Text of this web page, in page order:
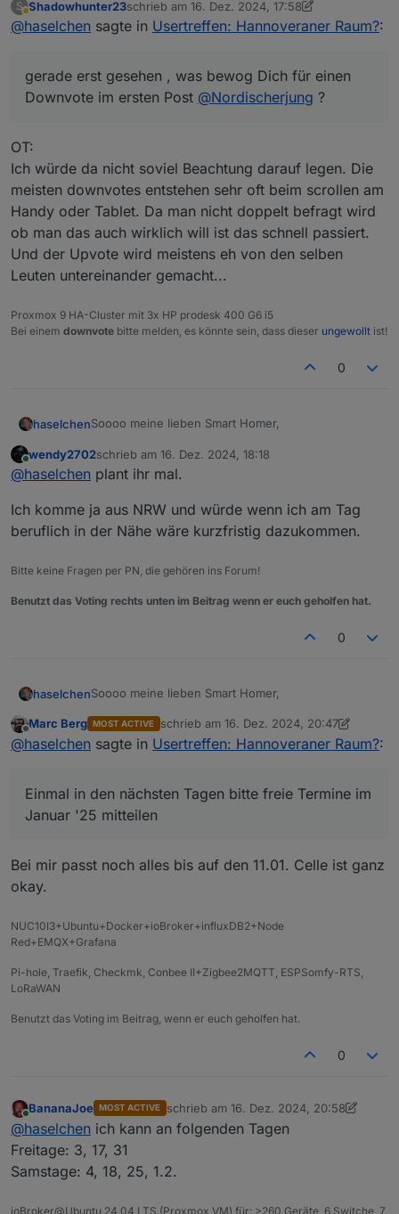
was die Jungs aus dem Raum Karlsruhe können,
können die Norddeutschen ja wohl auch
Samstag)
Ich weiß zwar noch nicht von allen Teilnehmenden
den Wohnort, habe aber mal geguckt, welche
Und, es ist nur ein Vorschlag
@ Marc-Berg
@ Samson71
@martinschm ?
gerade erst gesehen , was bewog Dich für einen
Downvote im ersten Post @Nordischerjung ?
S
Abwesend
Shadowhunter23schrieb am 16. Dez. 2024, 17:58
zuletzt editiert von Shadowhunter23
@haselchen sagte in Usertreffen: Hannoveraner Raum?:
gerade erst gesehen , was bewog Dich für einen
Downvote im ersten Post @Nordischerjung ?
OT:
Ich würde da nicht soviel Beachtung darauf legen. Die
meisten downvotes entstehen sehr oft beim scrollen am
Handy oder Tablet. Da man nicht doppelt befragt wird
ob man das auch wirklich will ist das schnell passiert.
Und der Upvote wird meistens eh von den selben
Leuten untereinander gemacht...
Proxmox 9 HA-Cluster mit 3x HP prodesk 400 G6 i5
Bei einem downvote bitte melden, es könnte sein, dass dieser ungewollt ist!
0
haselchenSoooo meine lieben Smart Homer,
was die Jungs aus dem Raum Karlsruhe können,
können die Norddeutschen ja wohl auch
Januar '25 mitteilen (bevorzugt bitte Freitag oder
Samstag)
Ich weiß zwar noch nicht von allen Teilnehmenden
den Wohnort, habe aber mal geguckt, welche
Vielzahl von Lokalitäten bietet -> herausgekommen
dabei ist CELLE.
weiss ich natürlich nicht und jedem wird man es
nicht recht machen können.
Und, es ist nur ein Vorschlag
@
wendy2702
Marc-Berg
Online
wendy2702schrieb am 16. Dez. 2024, 18:18
zuletzt editiert von
@haselchen plant ihr mal.
Ich komme ja aus NRW und würde wenn ich am Tag
beruflich in der Nähe wäre kurzfristig dazukommen.
Bitte keine Fragen per PN, die gehören ins Forum!
Benutzt das Voting rechts unten im Beitrag wenn er euch geholfen hat.
0
haselchenSoooo meine lieben Smart Homer,
was die Jungs aus dem Raum Karlsruhe können,
können die Norddeutschen ja wohl auch
Samstag)
Ich weiß zwar noch nicht von allen Teilnehmenden
den Wohnort, habe aber mal geguckt, welche
dabei ist CELLE.
nicht recht machen können.
@ wendy2702
@martinschm ?
gerade erst gesehen , was bewog Dich für einen
Downvote im ersten Post
Offline
Marc Berg MOST ACTIVE schrieb am 16. Dez. 2024, 20:47
zuletzt editiert von Marc Berg
@haselchen sagte in Usertreffen: Hannoveraner Raum?:
Einmal in den nächsten Tagen bitte freie Termine im
Januar '25 mitteilen
Bei mir passt noch alles bis auf den 11.01. Celle ist ganz
okay.
NUC10I3+Ubuntu+Docker+ioBroker+influxDB2+Node
Red+EMQX+Grafana
Pi-hole, Traefik, Checkmk, Conbee II+Zigbee2MQTT, ESPSomfy-RTS,
LoRaWAN
Benutzt das Voting im Beitrag, wenn er euch geholfen hat.
0
Online
BananaJoe MOST ACTIVE schrieb am 16. Dez. 2024, 20:58
zuletzt editiert von BananaJoe
@haselchen ich kann an folgenden Tagen
Freitage: 3, 17, 31
Samstage: 4, 18, 25, 1.2.
ioBroker@Ubuntu 24.04 LTS (Proxmox VM) für: >260 Geräte, 6 Switche, 7